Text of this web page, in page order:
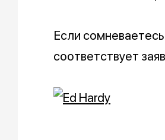
Если
соответствует